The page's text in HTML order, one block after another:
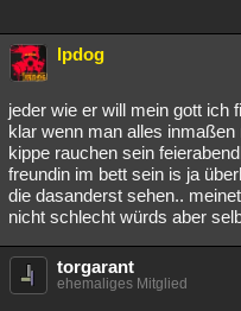
lpdog
jeder wie er will mein gott ich
klar wenn man alles
kippe rauchen sein
freundin im bett sein is ja
die dasanderst sehen..
nicht schlecht würds aber
torgarant
ehemaliges Mitglied